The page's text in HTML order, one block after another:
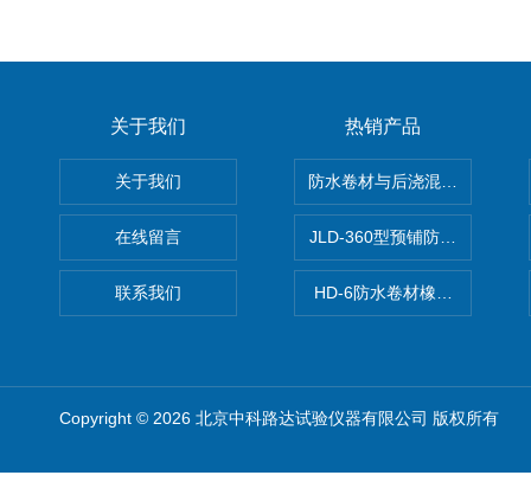
关于我们
关于我们
在线留言
联系我们
热销产品
防水卷材与后浇混凝土剥离强
JLD-360型预铺防水卷材抗冲
HD-6防水卷材橡胶测厚仪
Copyright © 2026 北京中科路达试验仪器有限公司 版权所有